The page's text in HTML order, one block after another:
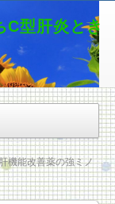
C型肝炎とき
機能改善薬の強ミノ